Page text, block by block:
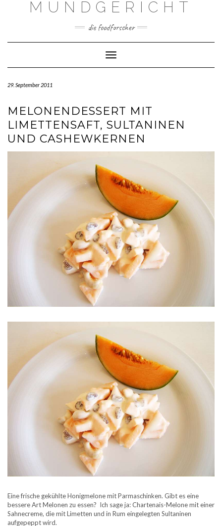
MUNDGERICHT
die foodforscher
Toggle Navigation
29. September 2011
MELONENDESSERT MIT
LIMETTENSAFT, SULTANINEN
UND CASHEWKERNEN
Eine frische gekühlte Honigmelone mit Parmaschinken. Gibt es eine
bessere Art Melonen zu essen? Ich sage ja: Chartenais-Melone mit einer
Sahnecreme, die mit Limetten und in Rum eingelegten Sultaninen
aufgepeppt wird.